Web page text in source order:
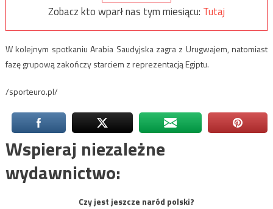
Zobacz kto wparł nas tym miesiącu: Tutaj
W kolejnym spotkaniu Arabia Saudyjska zagra z Urugwajem, natomiast
fazę grupową zakończy starciem z reprezentacją Egiptu.
/sporteuro.pl/
Wspieraj niezależne
wydawnictwo:
Czy jest jeszcze naród polski?